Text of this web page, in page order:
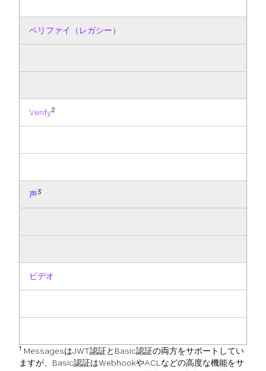
ベリファイ（レガシー）
Verify2
声3
ビデオ
1 MessagesはJWT認証とBasic認証の両方をサポートしてい
ますが、Basic認証はWebhookやACLなどの高度な機能をサ